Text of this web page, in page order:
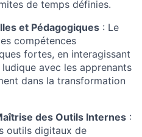
de temps définies.
et Pédagogiques : Le
compétences
fortes, en interagissant
avec les apprenants
dans la transformation
des Outils Internes :
outils digitaux de